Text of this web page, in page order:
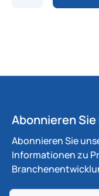
Abonnieren
Abonnieren Sie
Informationen zu